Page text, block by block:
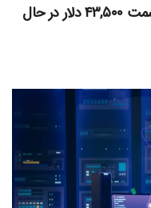
مایکل ترپین: متاسفم، بیت‌کوین به سمت ۴۳,۵۰۰ دلار در حال